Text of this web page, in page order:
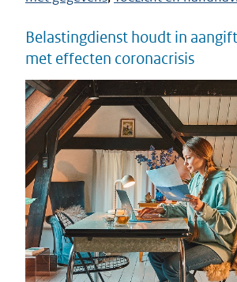
Belastingdienst houdt in
met effecten coronacrisis